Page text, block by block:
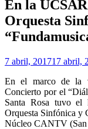
En la
Orquesta
7 abril, 201717 abril,
En el marco de la
Concierto por el
Santa Rosa tuvo el
Orquesta Sinfónica y
Núcleo CANTV